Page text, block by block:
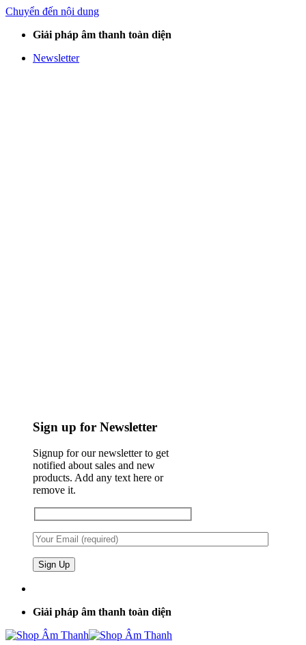
Chuyển đến nội dung
Giải pháp âm thanh toàn diện
Newsletter
Sign up for Newsletter
Signup for our newsletter to get
notified about sales and new
products. Add any text here or
remove it.
Giải pháp âm thanh toàn diện